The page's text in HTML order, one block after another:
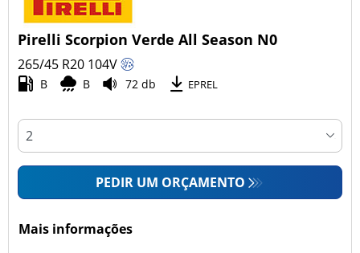
Pirelli Scorpion Verde All Season N0
265/45 R20 104V
B B 72 db EPREL
PEDIR UM ORÇAMENTO
Mais informações